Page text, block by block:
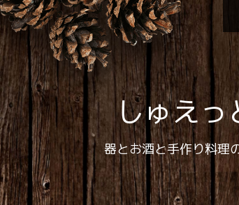
しゅえっ
器とお酒と手作り料理